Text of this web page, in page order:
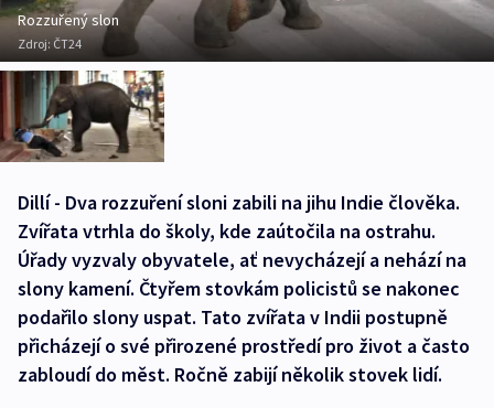
Rozzuřený slon
Zdroj: ČT24
Dillí - Dva rozzuření sloni zabili na jihu Indie člověka.
Zvířata vtrhla do školy, kde zaútočila na ostrahu.
Úřady vyzvaly obyvatele, ať nevycházejí a nehází na
slony kamení. Čtyřem stovkám policistů se nakonec
podařilo slony uspat. Tato zvířata v Indii postupně
přicházejí o své přirozené prostředí pro život a často
zabloudí do měst. Ročně zabijí několik stovek lidí.